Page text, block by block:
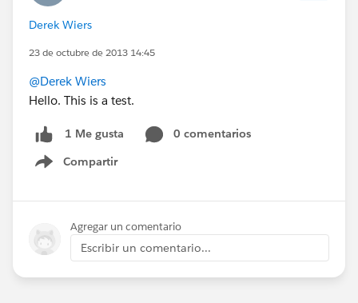
Derek Wiers
23 de octubre de 2013 14:45
@Derek Wiers
Hello. This is a test.
1 Me gusta
0 comentarios
Compartir
Show menu
Agregar un comentario
Escribir un comentario...